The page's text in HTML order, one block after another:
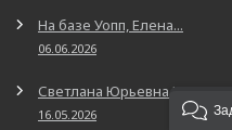
На базе Уопп, Елена...
06.06.2026
Светлана Юрьевна
16.05.2026